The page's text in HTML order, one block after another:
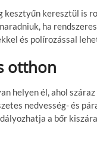
kesztyűn keresztül is
ha
és polírozással
otthon
helyen él, ahol
nedvesség- és
a bőr